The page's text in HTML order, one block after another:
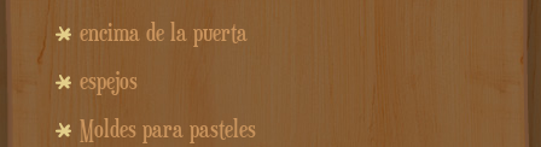
encima de la puerta
espejos
Moldes para pasteles